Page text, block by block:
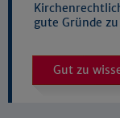
gute Gründe
Gut zu